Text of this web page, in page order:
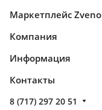
Маркетплейс Zveno
Компания
Информация
Контакты
8 (717) 297 20 51